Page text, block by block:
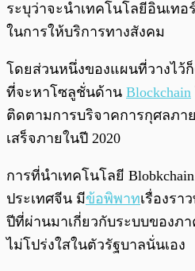
ระบุว่าจะนำเทคโนโลยีอินเทอ
ในการให้บริการทางสังคม
โดยส่วนหนึ่งของแผนที่วางไว้
ที่จะหาโซลูชั่นด้าน Blockchain
ติดตามการบริจาคการกุศลภา
เสร็จภายในปี 2020
การที่นำเทคโนโลยี
ประเทศจีน มีข้อพิพาทเรื่องรา
ปีที่ผ่านมาเกี่ยวกับระบบของภ
ไม่โปร่งใสในตัวรัฐบาลนั่นเอง